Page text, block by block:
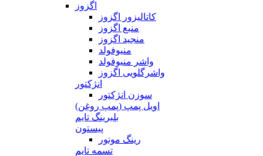
اگزوز
کاتالیزور اگزوز
منبع اگزوز
منجید اگزوز
منیوفولد
واشر منیوفولد
واشرگلویی اگزوز
انژکتور
سوزن انژکتور
اویل پمپ (پمپ روغن)
بلبرینگ تایم
پیستون
رینگ موتور
تسمه تایم